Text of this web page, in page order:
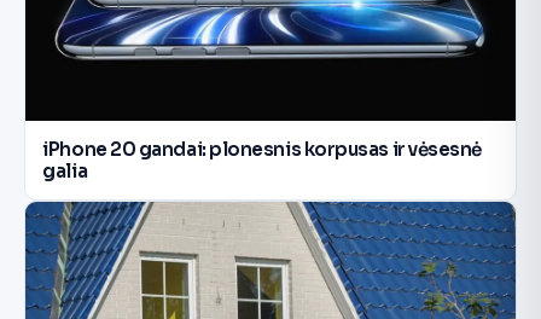
iPhone 20 gandai: plonesnis korpusas ir vėsesnė
galia